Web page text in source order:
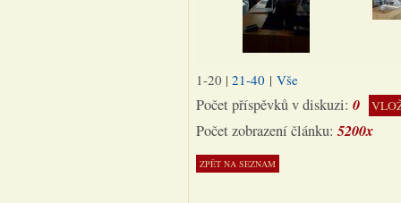
1-20 | 21-40 | Vše
Počet příspěvků v diskuzi: 0
Počet zobrazení článku: 5200x